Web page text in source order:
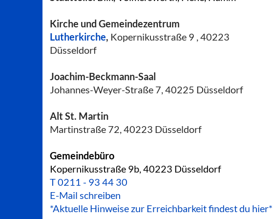
Kirche und Gemeindezentrum
Lutherkirche, Kopernikusstraße 9 , 40223
Düsseldorf
Joachim-Beckmann-Saal
Johannes-Weyer-Straße 7, 40225 Düsseldorf
Alt St. Martin
Martinstraße 72, 40223 Düsseldorf
Gemeindebüro
Kopernikusstraße 9b, 40223 Düsseldorf
T0211 - 93 44 30
E-Mail schreiben
*Aktuelle Hinweise zur Erreichbarkeit findest du hier*